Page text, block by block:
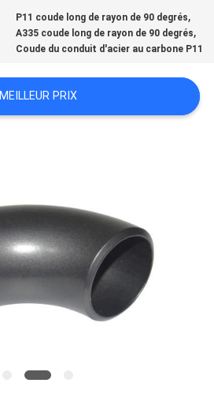
P11 coude long de rayon de 90 degrés,
A335 coude long de rayon de 90 degrés,
Coude du conduit d'acier au carbone P11
MEILLEUR PRIX